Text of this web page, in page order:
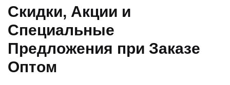
Скидки, Акции и
Специальные
Предложения при Заказе
Оптом